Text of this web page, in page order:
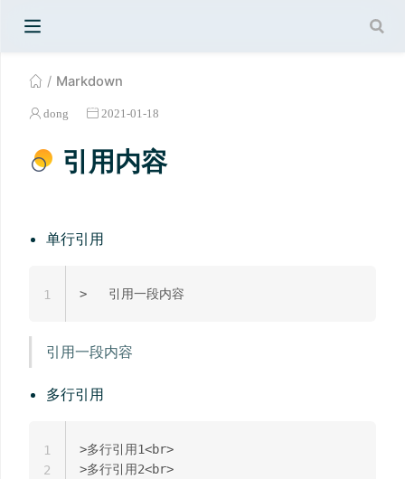
Markdown
dong 2021-01-18
引用内容
单行引用
1
引用一段内容
多行引用
>多行引用1<br>
>多行引用2<br>
1
2